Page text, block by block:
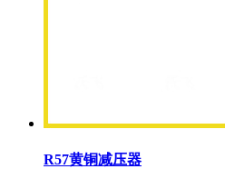
R57黄铜减压器